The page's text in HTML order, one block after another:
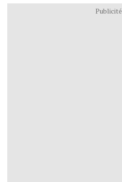
Publicité